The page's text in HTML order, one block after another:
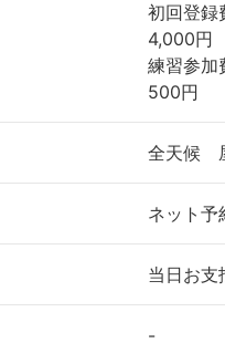
初回登録
4,000円
練習参加
500円
全天候
ネット予
当日お支
-